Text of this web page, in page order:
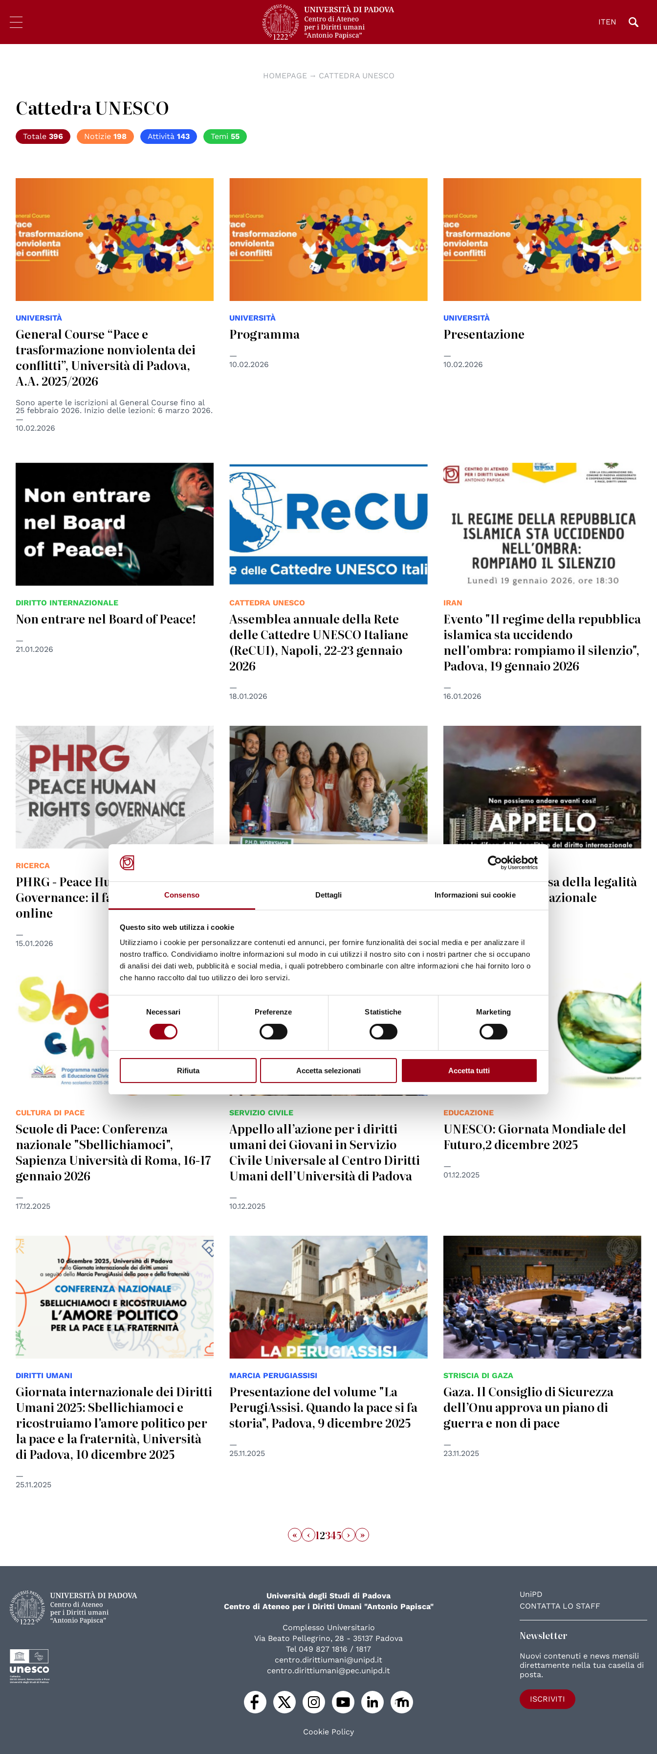
Consenso Dettagli Informazioni sui cookie
Questo sito web utilizza i cookie
Utilizziamo i cookie per personalizzare contenuti ed annunci, per fornire funzionalità dei social media e per analizzare il
nostro traffico. Condividiamo inoltre informazioni sul modo in cui utilizzi il nostro sito con i nostri partner che si occupano
di analisi dei dati web, pubblicità e social media, i quali potrebbero combinarle con altre informazioni che hai fornito loro o
che hanno raccolto dal tuo utilizzo dei loro servizi.
Selezione
Necessari Preferenze Statistiche Marketing
Rifiuta Accetta selezionati Accetta tutti
ITEN
HOMEPAGE CATTEDRA UNESCO
Cattedra UNESCO
Totale 396 Notizie 198 Attività 143 Temi 55
UNIVERSITÀ
General Course “Pace e
trasformazione nonviolenta dei
conflitti”, Università di Padova,
A.A. 2025/2026
Sono aperte le iscrizioni al General Course fino al
25 febbraio 2026. Inizio delle lezioni: 6 marzo 2026.
10.02.2026
UNIVERSITÀ
Programma
10.02.2026
UNIVERSITÀ
Presentazione
10.02.2026
DIRITTO INTERNAZIONALE
Non entrare nel Board of Peace!
21.01.2026
CATTEDRA UNESCO
Assemblea annuale della Rete
delle Cattedre UNESCO Italiane
(ReCUI), Napoli, 22-23 gennaio
2026
18.01.2026
IRAN
Evento "Il regime della repubblica
islamica sta uccidendo
nell'ombra: rompiamo il silenzio",
Padova, 19 gennaio 2026
16.01.2026
RICERCA
PHRG - Peace Human Rights
Governance: il fascicolo 2/2025 è
online
15.01.2026
Summer / Winter School
13.01.2026
DIRITTO INTERNAZIONALE
Appello per la difesa della legalità
e del diritto internazionale
© Scuole per la Pace
CULTURA DI PACE
Scuole di Pace: Conferenza
nazionale "Sbellichiamoci",
Sapienza Università di Roma, 16-17
gennaio 2026
17.12.2025
SERVIZIO CIVILE
Appello all’azione per i diritti
umani dei Giovani in Servizio
Civile Universale al Centro Diritti
Umani dell’Università di Padova
10.12.2025
EDUCAZIONE
UNESCO: Giornata Mondiale del
Futuro,2 dicembre 2025
01.12.2025
DIRITTI UMANI
Giornata internazionale dei Diritti
Umani 2025: Sbellichiamoci e
ricostruiamo l'amore politico per
la pace e la fraternità, Università
di Padova, 10 dicembre 2025
25.11.2025
MARCIA PERUGIASSISI
Presentazione del volume "La
PerugiAssisi. Quando la pace si fa
storia", Padova, 9 dicembre 2025
25.11.2025
STRISCIA DI GAZA
Gaza. Il Consiglio di Sicurezza
dell’Onu approva un piano di
guerra e non di pace
23.11.2025
« ‹ 12345 › »
UniPD
CONTATTA LO STAFF
Newsletter
Nuovi contenuti e news mensili
direttamente nella tua casella di
posta.
ISCRIVITI
Università degli Studi di Padova
Centro di Ateneo per i Diritti Umani "Antonio Papisca"
Complesso Universitario
Via Beato Pellegrino, 28 - 35137 Padova
Tel 049 827 1816 / 1817
centro.dirittiumani@unipd.it
centro.dirittiumani@pec.unipd.it
Cookie Policy